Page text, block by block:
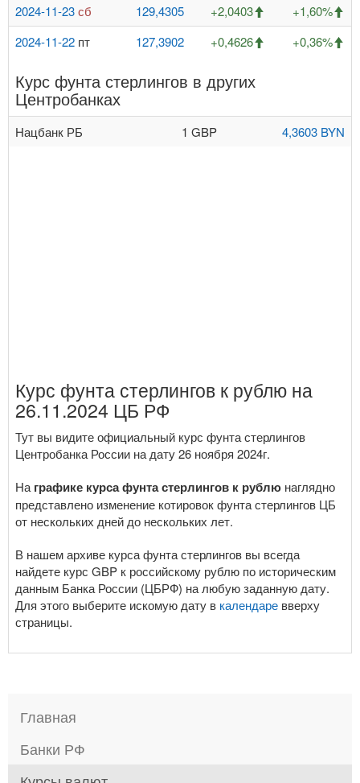
2024-11-23сб 129,4305 +2,0403
+1,60%
2024-11-22 пт 127,3902 +0,4626 +0,36%
Курс фунта стерлингов в других
Центробанках
Нацбанк РБ 1 GBP 4,3603 BYN
Курс фунта стерлингов к рублю на
26.11.2024 ЦБ РФ
Тут вы видите официальный курс фунта стерлингов
Центробанка России на дату 26 ноября 2024г.
На графике курса фунта стерлингов к рублю наглядно
представлено изменение котировок фунта стерлингов ЦБ
от нескольких дней до нескольких лет.
В нашем архиве курса фунта стерлингов вы всегда
найдете курс GBP к российскому рублю по историческим
данным Банка России (ЦБРФ) на любую заданную дату.
Для этого выберите искомую дату в календаре вверху
страницы.
Главная
Банки РФ